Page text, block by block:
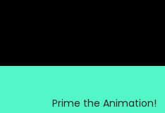
Prime the Animation!